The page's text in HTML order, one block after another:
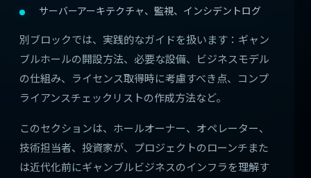
サーバーアーキテクチャ、監視、インシデントログ
別ブロックでは、実践的なガイドを扱います：ギャン
ブルホールの開設方法、必要な設備、ビジネスモデル
の仕組み、ライセンス取得時に考慮すべき点、コンプ
ライアンスチェックリストの作成方法など。
このセクションは、ホールオーナー、オペレーター、
技術担当者、投資家が、プロジェクトのローンチまた
は近代化前にギャンブルビジネスのインフラを理解す